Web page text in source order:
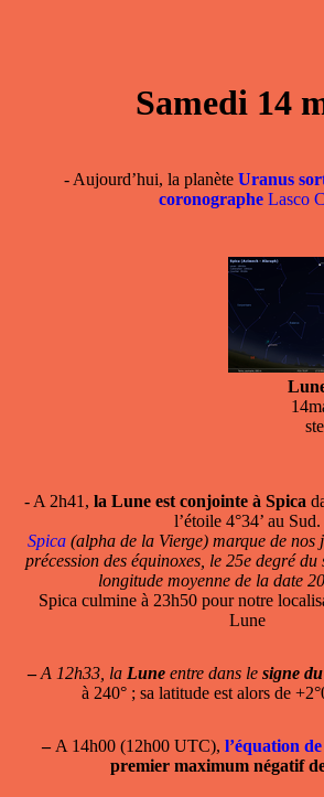
Samedi 14
- Aujourd’hui, la planète Uranus
coronographe Lasco
- A 2h41, la Lune est conjointe à Spica
l’étoile 4°34’ au Sud.
Spica(alpha de la Vierge) marque de nos
précession des équinoxes, le 25e degré
longitude moyenne de la date
Spica culmine à 23h50 pour notre
Lune
– A 12h33, la Luneentre dans le signe
à 240° ; sa latitude est alors de
–A 14h00 (12h00 UTC), l’équation
premier maximum négatif